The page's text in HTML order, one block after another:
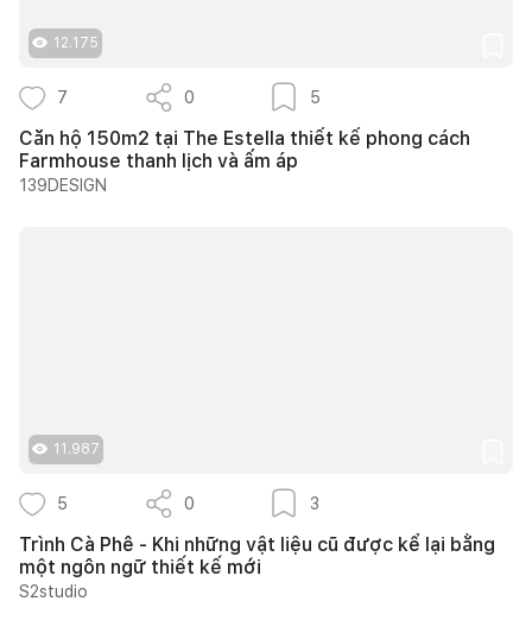
12.175
7 0 5
Căn hộ 150m2 tại The Estella thiết kế phong cách
Farmhouse thanh lịch và ấm áp
139DESIGN
11.987
5 0 3
Trình Cà Phê - Khi những vật liệu cũ được kể lại bằng
một ngôn ngữ thiết kế mới
S2studio